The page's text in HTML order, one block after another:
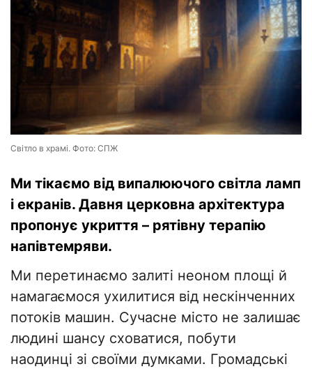
Світло в храмі. Фото: СПЖ
Ми тікаємо від випалюючого світла ламп
і екранів. Давня церковна архітектура
пропонує укриття – рятівну терапію
напівтемряви.
Ми перетинаємо залиті неоном площі й
намагаємося ухилитися від нескінченних
потоків машин. Сучасне місто не залишає
людині шансу сховатися, побути
наодинці зі своїми думками. Громадські